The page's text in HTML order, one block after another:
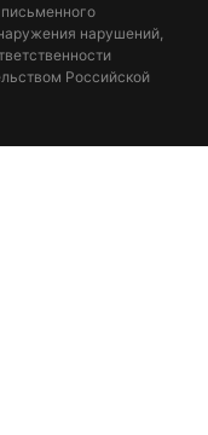
нарушений,
Российской